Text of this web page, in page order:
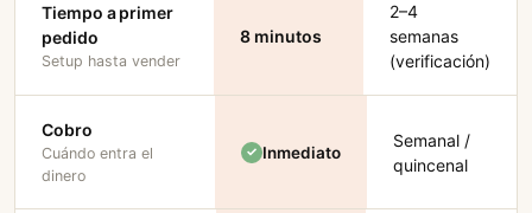
Tiempo a primer
pedido
Setup hasta vender
8 minutos
2–4
semanas
(verificación)
Cobro
Cuándo entra el
dinero
Inmediato
Semanal /
quincenal